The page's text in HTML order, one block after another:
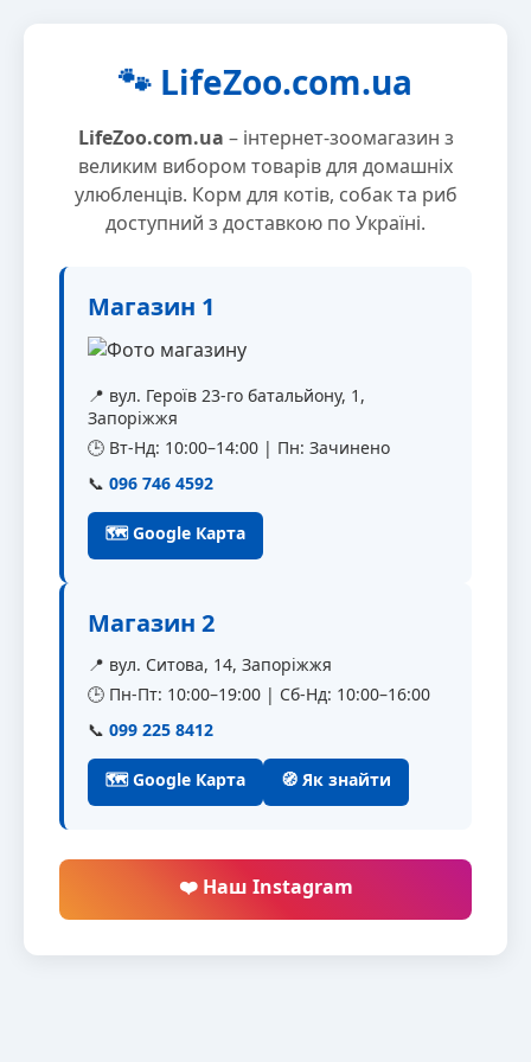
🐾 LifeZoo.com.ua
LifeZoo.com.ua – інтернет-зоомагазин з
великим вибором товарів для домашніх
улюбленців. Корм для котів, собак та риб
доступний з доставкою по Україні.
Магазин 1
📍 вул. Героїв 23-го батальйону, 1,
Запоріжжя
🕒 Вт-Нд: 10:00–14:00 | Пн: Зачинено
📞 096 746 4592
🗺 Google Карта
Магазин 2
📍 вул. Ситова, 14, Запоріжжя
🕒 Пн-Пт: 10:00–19:00 | Сб-Нд: 10:00–16:00
📞 099 225 8412
🗺 Google Карта 🧭 Як знайти
❤️ Наш Instagram